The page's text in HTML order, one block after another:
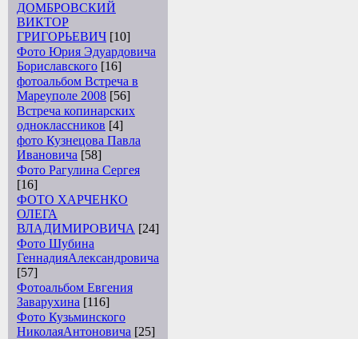
ДОМБРОВСКИЙ
ВИКТОР
ГРИГОРЬЕВИЧ [10]
Фото Юрия Эдуардовича
Бориславского [16]
фотоальбом Встреча в
Мареуполе 2008 [56]
Встреча копинарских
одноклассников [4]
фото Кузнецова Павла
Ивановича [58]
Фото Рагулина Сергея
[16]
ФОТО ХАРЧЕНКО
ОЛЕГА
ВЛАДИМИРОВИЧА [24]
Фото Шубина
ГеннадияАлександровича
[57]
Фотоальбом Евгения
Заварухина [116]
Фото Кузьминского
НиколаяАнтоновича [25]